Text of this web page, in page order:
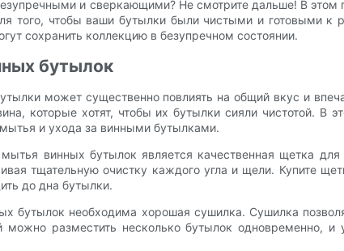
и сверкающими? Не смотрите дальше! В
того, чтобы ваши бутылки были чистыми и готовыми к
сохранить коллекцию в безупречном состоянии.
бутылок
может существенно повлиять на общий вкус и
которые хотят, чтобы их бутылки сияли чистотой.
и ухода за винными бутылками.
винных бутылок является качественная щетка
тщательную очистку каждого угла и щели. Купите
до дна бутылки.
необходима хорошая сушилка. Сушилка
разместить несколько бутылок одновременно, и